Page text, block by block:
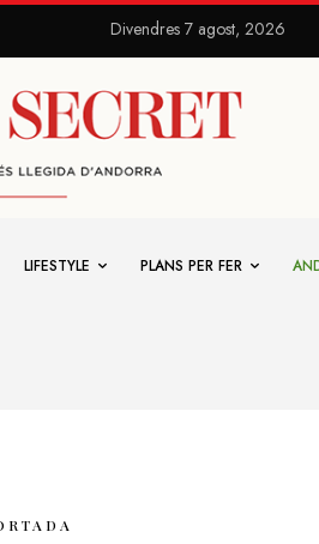
Divendres 7 agost, 2026
LIFESTYLE PLANS PER FER